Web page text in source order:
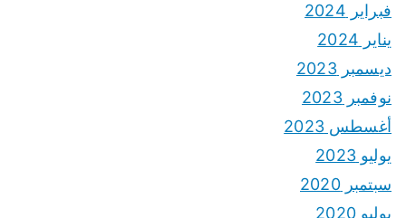
فبراير 2024
يناير 2024
ديسمبر 2023
نوفمبر 2023
أغسطس 2023
يوليو 2023
سبتمبر 2020
يوليو 2020